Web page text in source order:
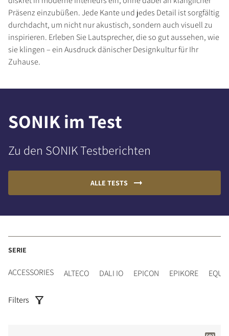
Präsenz einzubüßen. Jede Kante und jedes Detail ist sorgfältig
durchdacht, um nicht nur akustisch, sondern auch visuell zu
inspirieren. Erleben Sie Lautsprecher, die so gut aussehen, wie
sie klingen – ein Ausdruck dänischer Designkultur für Ihr
Zuhause.
SONIK im Test
Zu den SONIK Testberichten
ALLE TESTS
SERIE
ACCESSORIES ALTECO DALI IO EPICON EPIKORE EQUI
Filters